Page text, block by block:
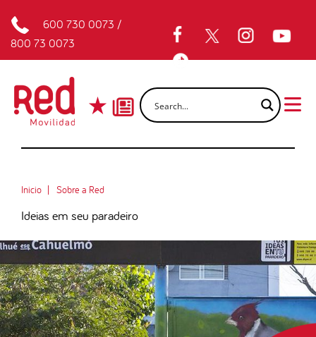
600 730 0073 /
800 73 0073
Inicio Sobre a Red
Ideias em seu paradeiro